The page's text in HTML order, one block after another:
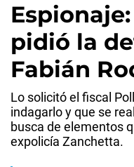
pidió la
Fabián
Lo solicitó el fiscal
indagarlo y que se
busca de elementos
expolicía Zanchetta.